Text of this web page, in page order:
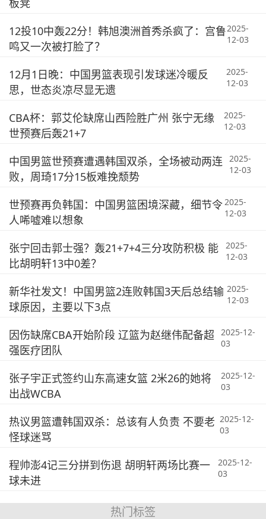
板凳
12投10中轰22分！韩旭澳洲首秀杀疯了：宫鲁
鸣又一次被打脸了？
2025-
12-03
12月1日晚：中国男篮表现引发球迷冷暖反
思，世态炎凉尽显无遗
2025-
12-03
CBA杯：郭艾伦缺席山西险胜广州 张宁无缘
世预赛后轰21+7
2025-
12-03
中国男篮世预赛遭遇韩国双杀，全场被动两连
败，周琦17分15板难挽颓势
2025-
12-03
世预赛再负韩国：中国男篮困境深藏，细节令
人唏嘘难以想象
2025-
12-03
张宁回击郭士强？轰21+7+4三分攻防积极 能
比胡明轩13中0差？
2025-
12-03
新华社发文！中国男篮2连败韩国3天后总结输
球原因，主要以下3点
2025-
12-03
因伤缺席CBA开始阶段 辽篮为赵继伟配备超
强医疗团队
2025-12-
03
张子宇正式签约山东高速女篮 2米26的她将
出战WCBA
2025-12-
03
热议男篮遭韩国双杀：总该有人负责 不要老
怪球迷骂
2025-12-
03
程帅澎4记三分拼到伤退 胡明轩两场比赛一
球未进
2025-12-
03
热门标签